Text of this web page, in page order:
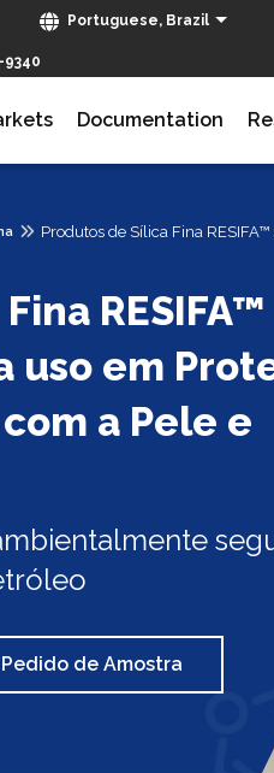
Portuguese, Brazil
9340
Documentation
Produtos de Sílica Fina
RESIFA™
uso em
a Pele e
Pedido de Amostra